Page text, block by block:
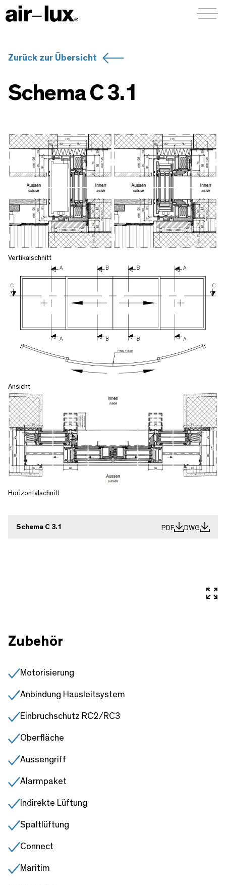
Menü
Zurück zur Übersicht
Schema C 3.1
Vertikalschnitt
Ansicht
Horizontalschnitt
Schema C 3.1 PDF DWG
Zubehör
Motorisierung
Anbindung Hausleitsystem
Einbruchschutz RC2/RC3
Oberfläche
Aussengriff
Alarmpaket
Indirekte Lüftung
Spaltlüftung
Connect
Maritim